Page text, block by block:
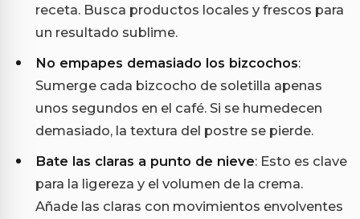
receta. Busca productos locales y frescos para
un resultado sublime.
No empapes demasiado los bizcochos:
Sumerge cada bizcocho de soletilla apenas
unos segundos en el café. Si se humedecen
demasiado, la textura del postre se pierde.
Bate las claras a punto de nieve: Esto es clave
para la ligereza y el volumen de la crema.
Añade las claras con movimientos envolventes